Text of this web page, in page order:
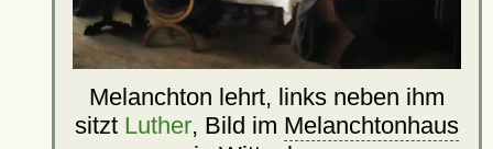
Melanchton lehrt, links neben ihm
sitzt Luther, Bild im Melanchtonhaus